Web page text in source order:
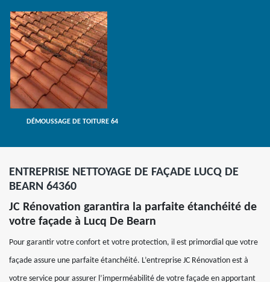
DÉMOUSSAGE DE TOITURE 64
ENTREPRISE NETTOYAGE DE FAÇADE LUCQ DE
BEARN 64360
JC Rénovation garantira la parfaite étanchéité de
votre façade à Lucq De Bearn
Pour garantir votre confort et votre protection, il est primordial que votre
façade assure une parfaite étanchéité. L’entreprise JC Rénovation est à
votre service pour assurer l’imperméabilité de votre façade en apportant